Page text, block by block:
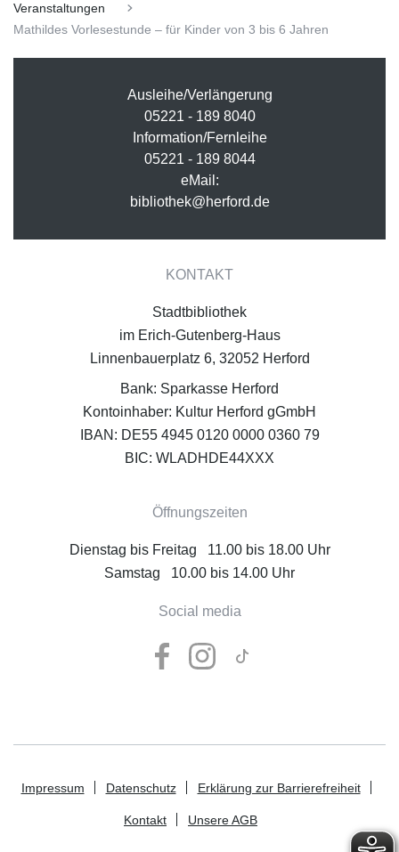
Veranstaltungen
Mathildes Vorlesestunde – für Kinder von 3 bis 6 Jahren
Ausleihe/Verlängerung
05221 - 189 8040
Information/Fernleihe
05221 - 189 8044
eMail:
bibliothek@herford.de
KONTAKT
Stadtbibliothek
im Erich-Gutenberg-Haus
Linnenbauerplatz 6, 32052 Herford
Bank: Sparkasse Herford
Kontoinhaber: Kultur Herford gGmbH
IBAN: DE55 4945 0120 0000 0360 79
BIC: WLADHDE44XXX
Öffnungszeiten
Dienstag bis Freitag 11.00 bis 18.00 Uhr
Samstag 10.00 bis 14.00 Uhr
Social media
Impressum Datenschutz Erklärung zur Barrierefreiheit
Kontakt Unsere AGB